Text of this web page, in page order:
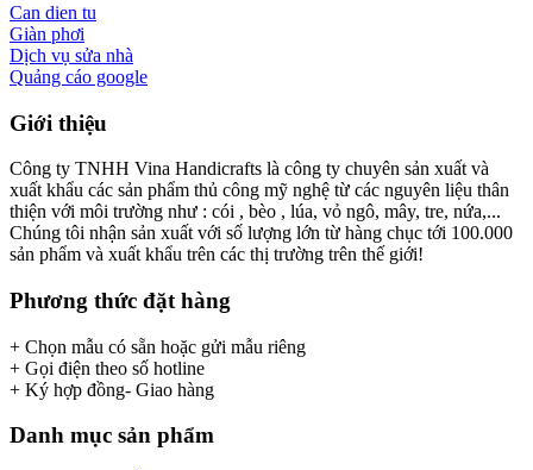
Can dien tu
Giàn phơi
Dịch vụ sửa nhà
Quảng cáo google
Giới thiệu
Công ty TNHH Vina Handicrafts là công ty chuyên sản xuất và
xuất khẩu các sản phẩm thủ công mỹ nghệ từ các nguyên liệu thân
thiện với môi trường như : cói , bèo , lúa, vỏ ngô, mây, tre, nứa,...
Chúng tôi nhận sản xuất với số lượng lớn từ hàng chục tới 100.000
sản phẩm và xuất khẩu trên các thị trường trên thế giới!
Phương thức đặt hàng
+ Chọn mẫu có sẵn hoặc gửi mẫu riêng
+ Gọi điện theo số hotline
+ Ký hợp đồng- Giao hàng
Danh mục sản phẩm